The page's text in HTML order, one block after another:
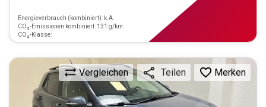
Energieverbrauch (kombiniert): k.A.
CO₂-Emissionen kombiniert: 131 g/km
CO₂-Klasse:
Vergleichen Teilen Merken